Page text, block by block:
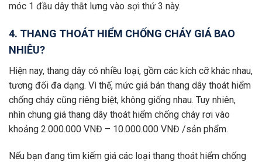
móc 1 đầu dây thắt lưng vào sợi thứ 3 này.
4. THANG THOÁT HIỂM CHỐNG CHÁY GIÁ BAO
NHIÊU?
Hiện nay, thang dây có nhiều loại, gồm các kích cỡ khác nhau,
tương đối đa dạng. Vì thế, mức giá bán thang dây thoát hiểm
chống cháy cũng riêng biệt, không giống nhau. Tuy nhiên,
nhìn chung giá thang dây thoát hiểm chống cháy rơi vào
khoảng 2.000.000 VNĐ – 10.000.000 VNĐ /sản phẩm.
Nếu bạn đang tìm kiếm giá các loại thang thoát hiểm chống